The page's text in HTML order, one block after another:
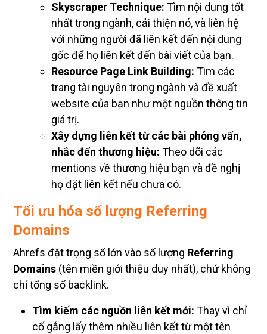
Skyscraper Technique: Tìm nội dung tốt
nhất trong ngành, cải thiện nó, và liên hệ
với những người đã liên kết đến nội dung
gốc để họ liên kết đến bài viết của bạn.
Resource Page Link Building: Tìm các
trang tài nguyên trong ngành và đề xuất
website của bạn như một nguồn thông tin
giá trị.
Xây dựng liên kết từ các bài phỏng vấn,
nhắc đến thương hiệu: Theo dõi các
mentions về thương hiệu bạn và đề nghị
họ đặt liên kết nếu chưa có.
Tối ưu hóa số lượng Referring
Domains
Ahrefs đặt trọng số lớn vào số lượng Referring
Domains (tên miền giới thiệu duy nhất), chứ không
chỉ tổng số backlink.
Tìm kiếm các nguồn liên kết mới: Thay vì chỉ
cố gắng lấy thêm nhiều liên kết từ một tên